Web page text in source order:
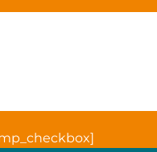
Gelieve